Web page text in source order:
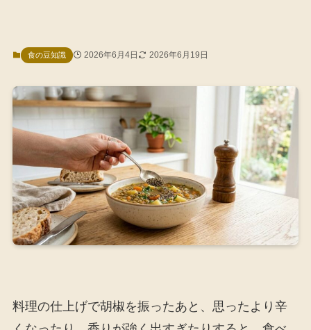
食の豆知識 2026年6月4日 2026年6月19日
料理の仕上げで胡椒を振ったあと、思ったより辛